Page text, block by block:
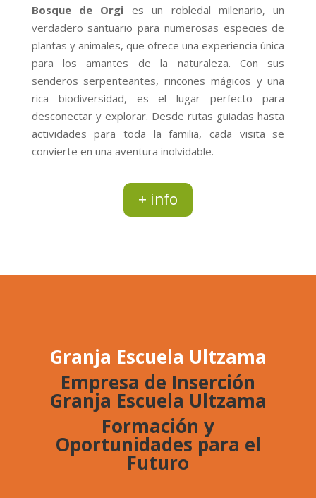
Bosque de Orgi es un robledal milenario, un
verdadero santuario para numerosas especies de
plantas y animales, que ofrece una experiencia única
para los amantes de la naturaleza. Con sus
senderos serpenteantes, rincones mágicos y una
rica biodiversidad, es el lugar perfecto para
desconectar y explorar. Desde rutas guiadas hasta
actividades para toda la familia, cada visita se
convierte en una aventura inolvidable.
+ info
Granja Escuela Ultzama
Empresa de Inserción
Granja Escuela Ultzama
Formación y
Oportunidades para el
Futuro